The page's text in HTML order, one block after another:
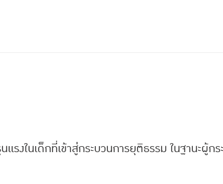
แรงในเด็กที่เข้าสู่กระบวนการยุติธรรม ในฐานะ